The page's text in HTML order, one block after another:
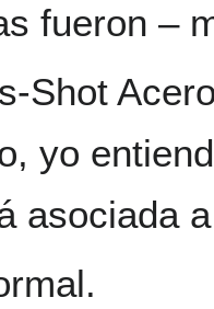
fueron –
Shot
yo
asociada